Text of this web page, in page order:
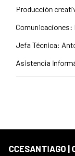
Producción
Comunicaciones:
Jefa Técnica:
Asistencia
CCESANTIAGO |